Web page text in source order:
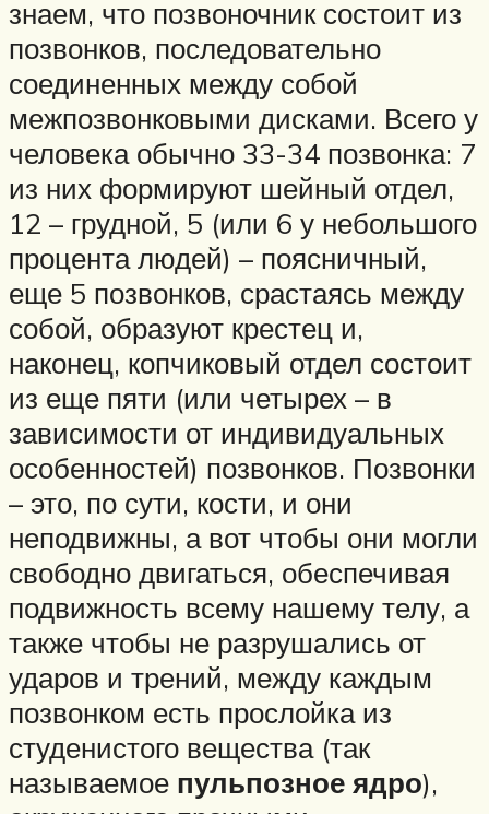
знаем, что позвоночник состоит из
позвонков, последовательно
соединенных между собой
межпозвонковыми дисками. Всего у
человека обычно 33-34 позвонка: 7
из них формируют шейный отдел,
12 – грудной, 5 (или 6 у небольшого
процента людей) – поясничный,
еще 5 позвонков, срастаясь между
собой, образуют крестец и,
наконец, копчиковый отдел состоит
из еще пяти (или четырех – в
зависимости от индивидуальных
особенностей) позвонков. Позвонки
– это, по сути, кости, и они
неподвижны, а вот чтобы они могли
свободно двигаться, обеспечивая
подвижность всему нашему телу, а
также чтобы не разрушались от
ударов и трений, между каждым
позвонком есть прослойка из
студенистого вещества (так
называемое пульпозное ядро),